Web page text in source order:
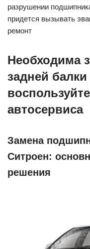
разрушении
придется вызывать
ремонт
Необходима
задней
автосервиса
Замена
Ситроен:
решения